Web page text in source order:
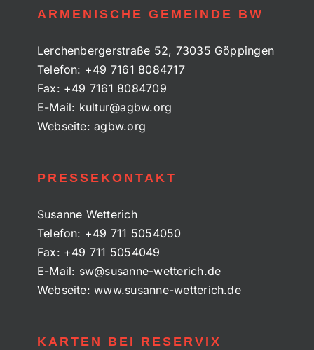
ARMENISCHE GEMEINDE BW
Lerchenbergerstraße 52, 73035 Göppingen
Telefon: +49 7161 8084717
Fax: +49 7161 8084709
E-Mail: kultur@agbw.org
Webseite:agbw.org
PRESSEKONTAKT
Susanne Wetterich
Telefon: +49 711 5054050
Fax: +49 711 5054049
E-Mail: sw@susanne-wetterich.de
Webseite:www.susanne-wetterich.de
KARTEN BEI RESERVIX